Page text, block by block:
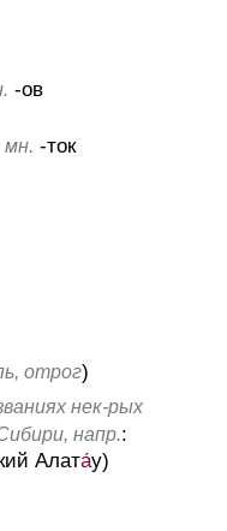
-ов
мн. -ток
отрог)
нек-рых
напр.:
Алата́у)